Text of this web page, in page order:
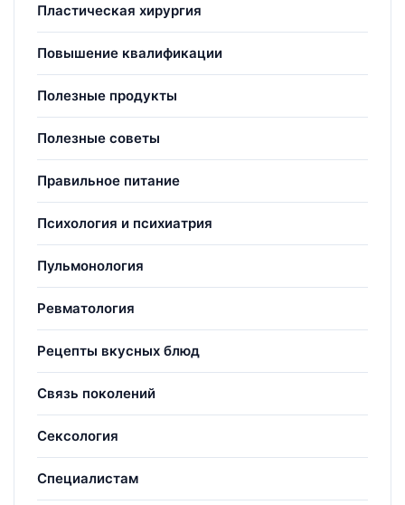
Пластическая хирургия
Повышение квалификации
Полезные продукты
Полезные советы
Правильное питание
Психология и психиатрия
Пульмонология
Ревматология
Рецепты вкусных блюд
Связь поколений
Сексология
Специалистам